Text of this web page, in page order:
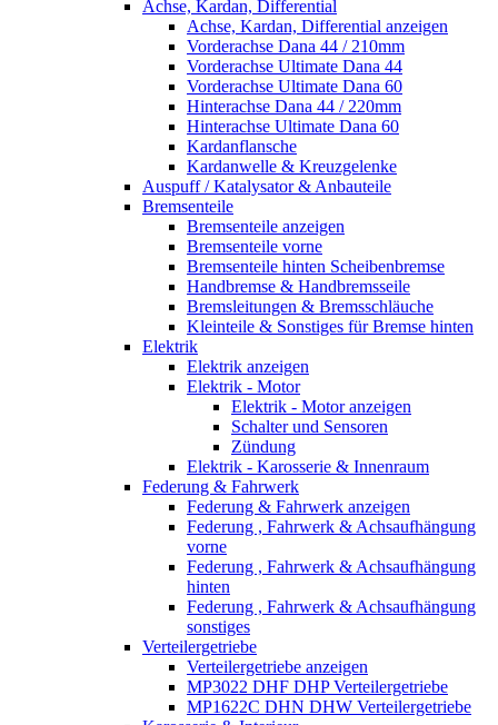
Achse, Kardan, Differential
Achse, Kardan, Differential anzeigen
Vorderachse Dana 44 / 210mm
Vorderachse Ultimate Dana 44
Vorderachse Ultimate Dana 60
Hinterachse Dana 44 / 220mm
Hinterachse Ultimate Dana 60
Kardanflansche
Kardanwelle & Kreuzgelenke
Auspuff / Katalysator & Anbauteile
Bremsenteile
Bremsenteile anzeigen
Bremsenteile vorne
Bremsenteile hinten Scheibenbremse
Handbremse & Handbremsseile
Bremsleitungen & Bremsschläuche
Kleinteile & Sonstiges für Bremse hinten
Elektrik
Elektrik anzeigen
Elektrik - Motor
Elektrik - Motor anzeigen
Schalter und Sensoren
Zündung
Elektrik - Karosserie & Innenraum
Federung & Fahrwerk
Federung & Fahrwerk anzeigen
Federung , Fahrwerk & Achsaufhängung
vorne
Federung , Fahrwerk & Achsaufhängung
hinten
Federung , Fahrwerk & Achsaufhängung
sonstiges
Verteilergetriebe
Verteilergetriebe anzeigen
MP3022 DHF DHP Verteilergetriebe
MP1622C DHN DHW Verteilergetriebe